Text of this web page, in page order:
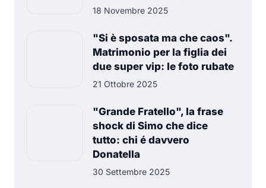
18 Novembre 2025
"Si è sposata ma che caos".
Matrimonio per la figlia dei
due super vip: le foto rubate
21 Ottobre 2025
"Grande Fratello", la frase
shock di Simo che dice
tutto: chi é davvero
Donatella
30 Settembre 2025